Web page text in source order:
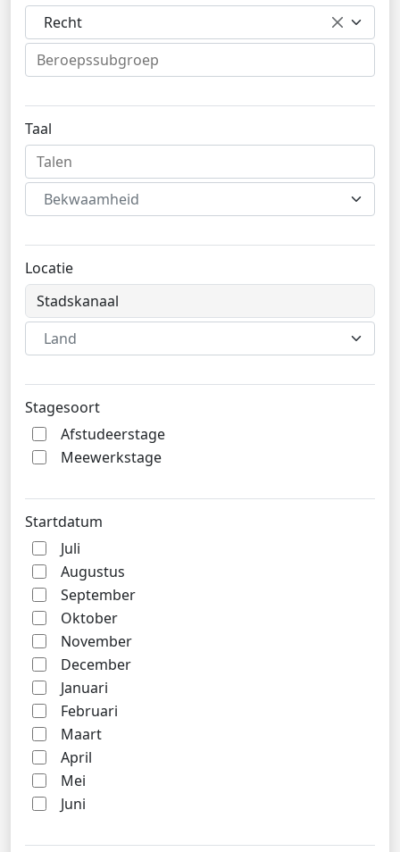
Recht
Taal
Bekwaamheid
Locatie
Land
Stagesoort
Afstudeerstage
Meewerkstage
Startdatum
Juli
Augustus
September
Oktober
November
December
Januari
Februari
Maart
April
Mei
Juni